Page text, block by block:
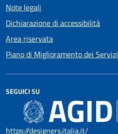
Note legali
Dichiarazione di accessibilità
Area riservata
Piano di Miglioramento dei Servizi
SEGUICI SU
https://designers.italia.it/